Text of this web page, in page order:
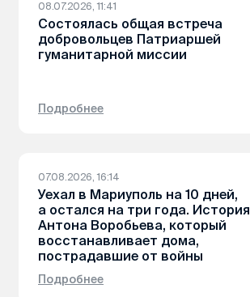
08.07.2026, 11:41
Состоялась общая встреча
добровольцев Патриаршей
гуманитарной миссии
Подробнее
07.08.2026, 16:14
Уехал в Мариуполь на 10 дней,
а остался на три года. История
Антона Воробьева, который
восстанавливает дома,
пострадавшие от войны
Подробнее